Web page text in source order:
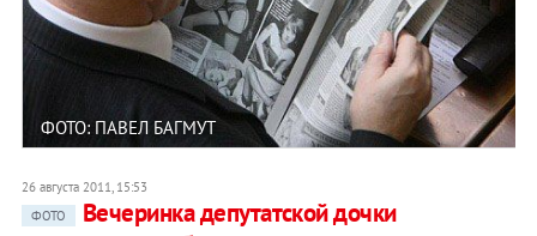
ФОТО: ПАВЕЛ БАГМУТ
26 августа 2011, 15:53
ФОТО
Вечеринка депутатской дочки